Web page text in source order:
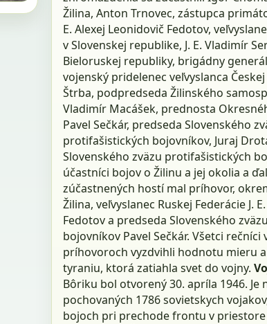
Žilina, Anton Trnovec, zástupca
E. Alexej Leonidovič Fedotov,
v Slovenskej republike, J. E. Vladimír
Bieloruskej republiky, brigádny
vojenský pridelenec veľvyslanca
Štrba, podpredseda Žilinského
Vladimír Macášek, prednosta
Pavel Sečkár, predseda Slovenského
protifašistických bojovníkov, Juraj
Slovenského zväzu protifašistických
účastníci bojov o Žilinu a jej okolia a
zúčastnených hostí mal príhovor,
Žilina, veľvyslanec Ruskej Federácie J.
Fedotov a predseda Slovenského
bojovníkov Pavel Sečkár. Všetci rečníci
príhovoroch vyzdvihli hodnotu mieru
tyraniu, ktorá zatiahla svet do vojny.
Bôriku bol otvorený 30. apríla 1946. Je
pochovaných 1786 sovietskych
bojoch pri prechode frontu v